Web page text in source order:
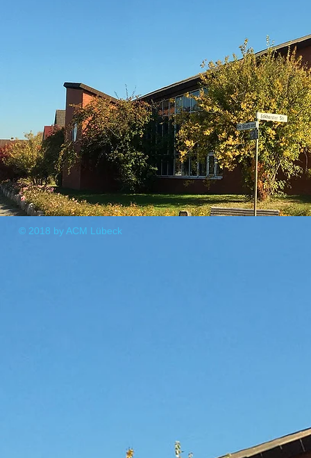
© 2018 by ACM Lübeck